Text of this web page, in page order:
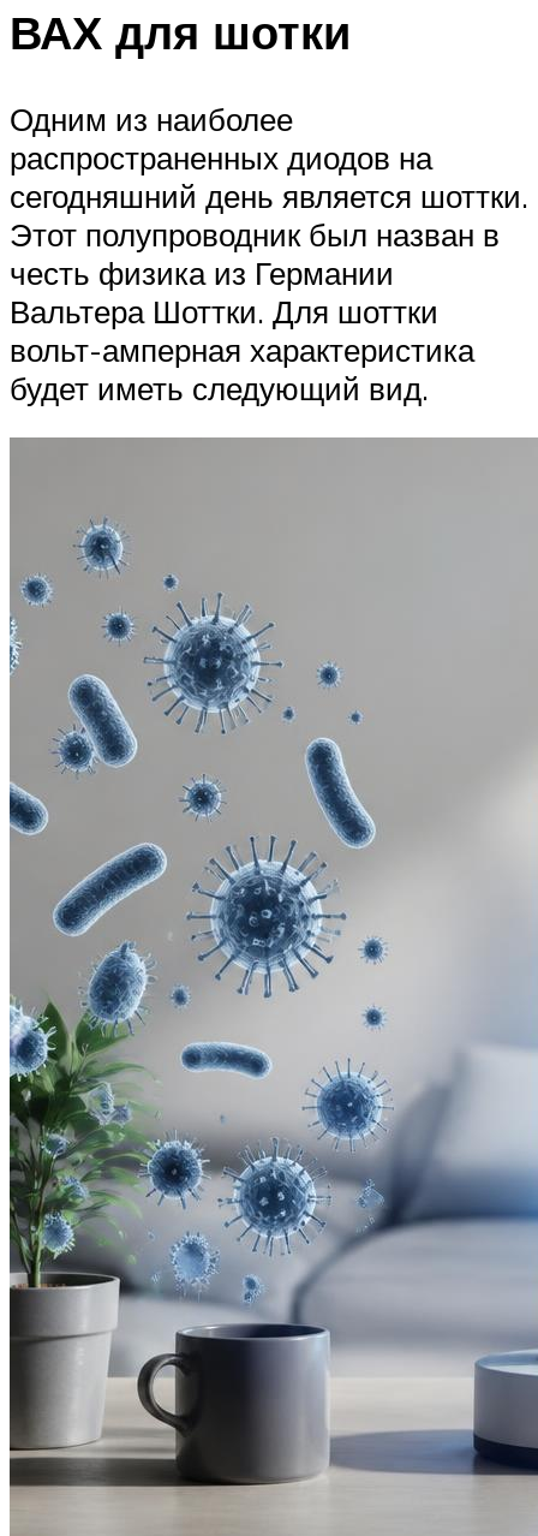
ВАХ для шотки
Одним из наиболее
распространенных диодов на
сегодняшний день является шоттки.
Этот полупроводник был назван в
честь физика из Германии
Вальтера Шоттки. Для шоттки
вольт-амперная характеристика
будет иметь следующий вид.